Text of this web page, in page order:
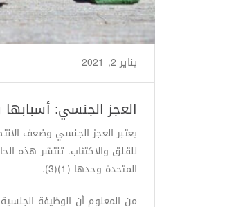
يناير 2, 2021
العجز الجنسي: أسبابها و 11 طريقة لعلاجها
يعتبر العجز الجنسي وضعف
المتحدة وحدها (1)(3).